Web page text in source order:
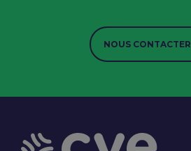
NOUS CONTACTER